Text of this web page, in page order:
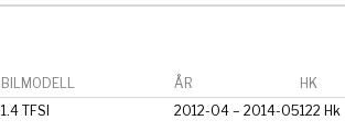
BILMODELL ÅR HK
1.4 TFSI 2012-04 – 2014-05122 Hk